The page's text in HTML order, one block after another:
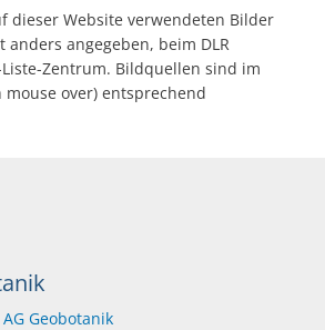
dieser Website verwendeten Bilder
anders angegeben, beim DLR
Zentrum. Bildquellen sind im
mouse over) entsprechend
Geobotanik